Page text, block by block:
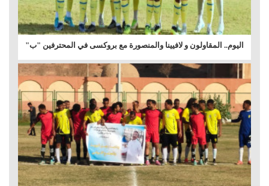
اليوم.. المقاولون و لافيينا والمنصورة مع بروكسى في المحترفين "ب"